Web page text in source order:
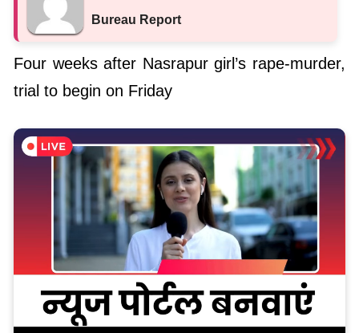
Bureau Report
Four weeks after Nasrapur girl’s rape-murder,
trial to begin on Friday